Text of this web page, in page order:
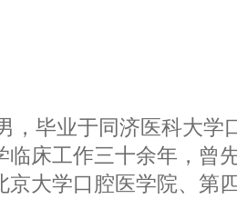
毕业于同济医科大学
临床工作三十余年，曾
京大学口腔医学院、第